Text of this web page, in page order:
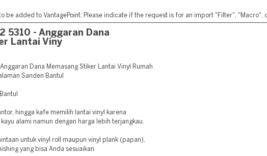
be added to VantagePoint. Please indicate if the request is for an import "Filter", "Macro",
5310 - Anggaran Dana
Lantai Viny
Dana Memasang Stiker Lantai Vinyl Rumah
Sanden Bantul
hingga kafe memilih lantai vinyl karena
alami namun dengan harga lebih terjangkau.
untuk vinyl roll maupun vinyl plank (papan),
yang bisa Anda sesuaikan.